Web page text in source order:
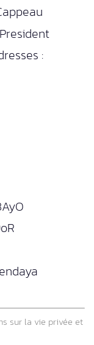
:
sur la vie privée et